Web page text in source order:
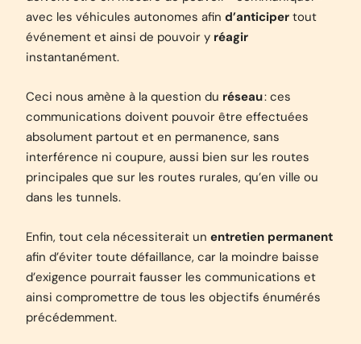
avec les véhicules autonomes afin d’anticiper tout
événement et ainsi de pouvoir y réagir
instantanément.
Ceci nous amène à la question du réseau: ces
communications doivent pouvoir être effectuées
absolument partout et en permanence, sans
interférence ni coupure, aussi bien sur les routes
principales que sur les routes rurales, qu’en ville ou
dans les tunnels.
Enfin, tout cela nécessiterait un entretien permanent
afin d’éviter toute défaillance, car la moindre baisse
d’exigence pourrait fausser les communications et
ainsi compromettre de tous les objectifs énumérés
précédemment.